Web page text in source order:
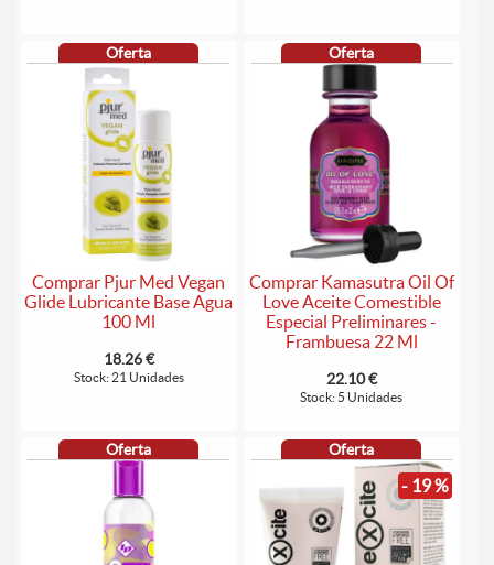
Oferta
Comprar Pjur Med Vegan
Glide Lubricante Base Agua
100 Ml
18.26 €
Stock: 21 Unidades
Oferta
Comprar Kamasutra Oil Of
Love Aceite Comestible
Especial Preliminares -
Frambuesa 22 Ml
22.10 €
Stock: 5 Unidades
Oferta Oferta
- 19 %